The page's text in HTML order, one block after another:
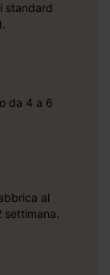
standard
da 4 a 6
al
settimana.